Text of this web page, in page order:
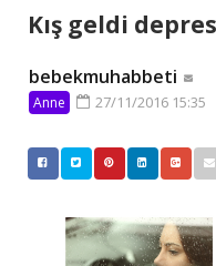
l
e
n
a
v
i
Kış geldi
bebekmuhabbeti
Anne 27/11/2016 15:35